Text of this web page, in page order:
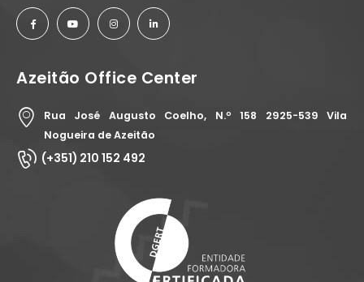
Azeitão Office Center
Rua José Augusto Coelho, N.º 158 2925-539 Vila
Nogueira de Azeitão
(+351) 210 152 492